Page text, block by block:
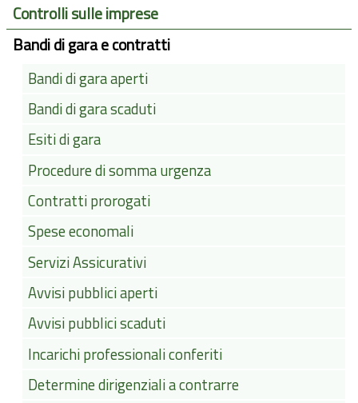
Controlli sulle imprese
Bandi di gara e contratti
Bandi di gara aperti
Bandi di gara scaduti
Esiti di gara
Procedure di somma urgenza
Contratti prorogati
Spese economali
Servizi Assicurativi
Avvisi pubblici aperti
Avvisi pubblici scaduti
Incarichi professionali conferiti
Determine dirigenziali a contrarre